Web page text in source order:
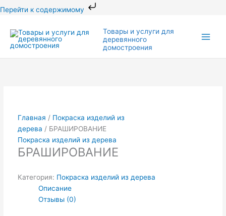
Перейти к содержимому
Товары и услуги для
деревянного
домостроения
Главная / Покраска изделий из
дерева / БРАШИРОВАНИЕ
Покраска изделий из дерева
БРАШИРОВАНИЕ
Категория: Покраска изделий из дерева
Описание
Отзывы (0)